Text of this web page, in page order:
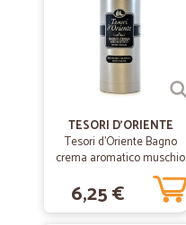
TESORI D'ORIENTE
Tesori d'Oriente Bagno
crema aromatico muschio
bianco 500 ml.
6,25 €